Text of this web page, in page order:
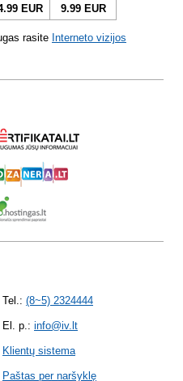
EUR 9.99 EUR
rasite Interneto vizijos
Tel.: (8~5) 2324444
El. p.: info@iv.lt
Klientų sistema
Paštas per naršyklę